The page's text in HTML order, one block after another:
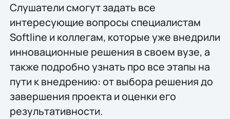
Слушатели смогут задать все
интересующие вопросы специалистам
Softline и коллегам, которые уже внедрили
инновационные решения в своем вузе, а
также подробно узнать про все этапы на
пути к внедрению: от выбора решения до
завершения проекта и оценки его
результативности.